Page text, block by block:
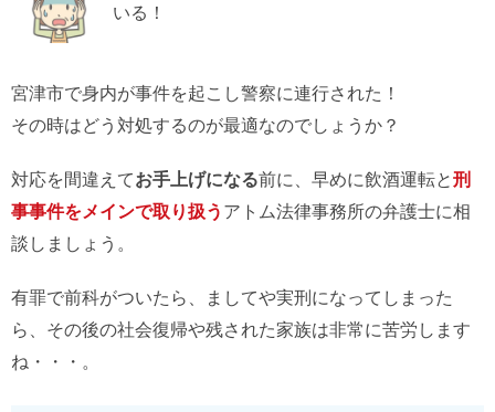
いる！
宮津市で身内が事件を起こし警察に連行された！
その時はどう対処するのが最適なのでしょうか？
対応を間違えてお手上げになる前に、早めに飲酒運転と刑
事事件をメインで取り扱う アトム法律事務所の弁護士に相
談しましょう。
有罪で前科がついたら、ましてや実刑になってしまった
ら、その後の社会復帰や残された家族は非常に苦労します
ね・・・。